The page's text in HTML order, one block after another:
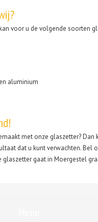
voor u de volgende soorten
aluminium
met onze glaszetter?
dat u kunt verwachten. Bel
glaszetter gaat in Moergestel